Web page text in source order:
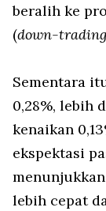
beralih ke
(down-trading
Sementara
0,28%, lebih
kenaikan
ekspektasi
lebih cepat